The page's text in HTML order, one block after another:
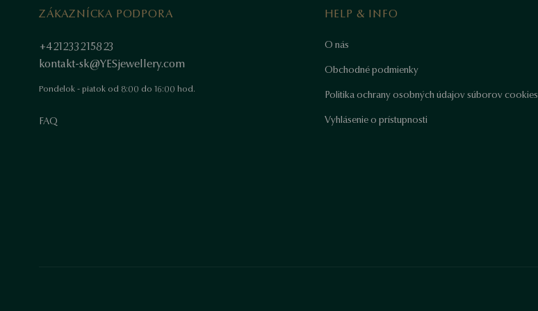
ZÁKAZNÍCKA PODPORA
+421233215823
kontakt-sk@YESjewellery.com
Pondelok - piatok od 8:00 do 16:00 hod.
FAQ
HELP & INFO
O nás
Obchodné podmienky
Politika ochrany osobných údajov súborov cookies
Vyhlásenie o prístupnosti